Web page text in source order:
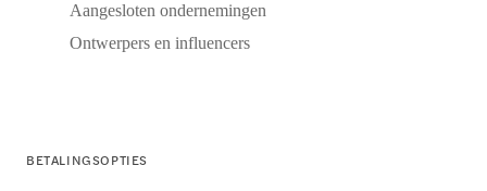
Aangesloten ondernemingen
Ontwerpers en influencers
BETALINGSOPTIES